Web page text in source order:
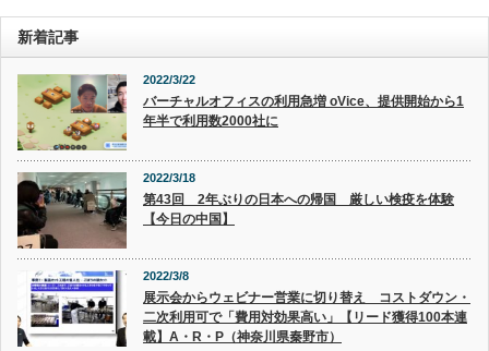
新着記事
2022/3/22
バーチャルオフィスの利用急増 oVice、提供開始から1
年半で利用数2000社に
2022/3/18
第43回 2年ぶりの日本への帰国 厳しい検疫を体験
【今日の中国】
2022/3/8
展示会からウェビナー営業に切り替え コストダウン・
二次利用可で「費用対効果高い」【リード獲得100本連
載】A・R・P（神奈川県秦野市）